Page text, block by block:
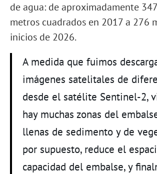
de agua: de aproximadamente
metros cuadrados en 2017 a 276
inicios de 2026.
A medida que fuimos
imágenes satelitales de
desde el satélite Sentinel-2,
hay muchas zonas del
llenas de sedimento y de
por supuesto, reduce el
capacidad del embalse, y